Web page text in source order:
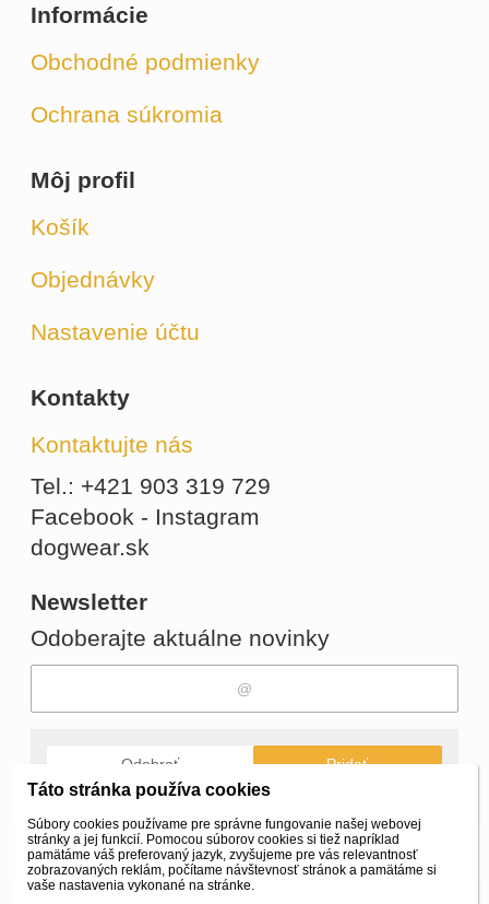
Informácie
Obchodné podmienky
Ochrana súkromia
Môj profil
Košík
Objednávky
Nastavenie účtu
Kontakty
Kontaktujte nás
Tel.: +421 903 319 729
Facebook - Instagram
dogwear.sk
Newsletter
Odoberajte aktuálne novinky
Odobrať Pridať
© 2026 WEXBO |www.wexbo.com|Prihlásiť
Táto stránka používa cookies
Súbory cookies používame pre správne fungovanie našej webovej
stránky a jej funkcií. Pomocou súborov cookies si tiež napríklad
pamätáme váš preferovaný jazyk, zvyšujeme pre vás relevantnosť
zobrazovaných reklám, počítame návštevnosť stránok a pamätáme si
vaše nastavenia vykonané na stránke.